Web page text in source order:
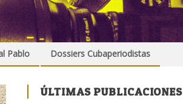
Pablo Dossiers Cubaperiodistas
ÚLTIMAS PUBLICACIONES